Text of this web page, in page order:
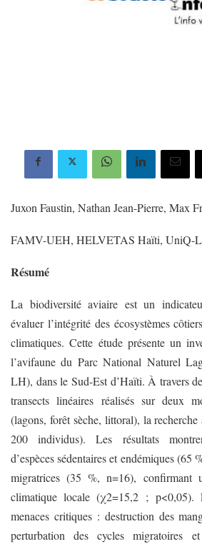
Juxon Faustin, Nathan Jean-Pierre, Max
FAMV-UEH, HELVETAS Haïti, UniQ-
Résumé
La biodiversité aviaire est un
évaluer l’intégrité des écosystèmes
climatiques. Cette étude présente un
l’avifaune du Parc National Naturel
LH), dans le Sud-Est d’Haïti. À travers
transects linéaires réalisés sur deux
(lagons, forêt sèche, littoral), la recherche
200 individus). Les résultats
d’espèces sédentaires et endémiques (65
migratrices (35 %, n=16), confirmant
climatique locale (χ2=15,2 ; p<0,05).
menaces critiques : destruction des
perturbation des cycles migratoires